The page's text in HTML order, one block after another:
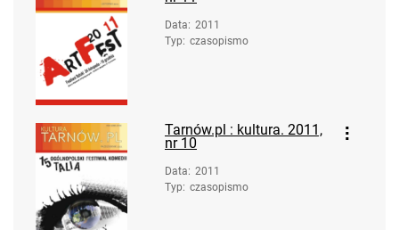
Data: 2011
Typ: czasopismo
Tarnów.pl : kultura. 2011,
nr 10
Data: 2011
Typ: czasopismo